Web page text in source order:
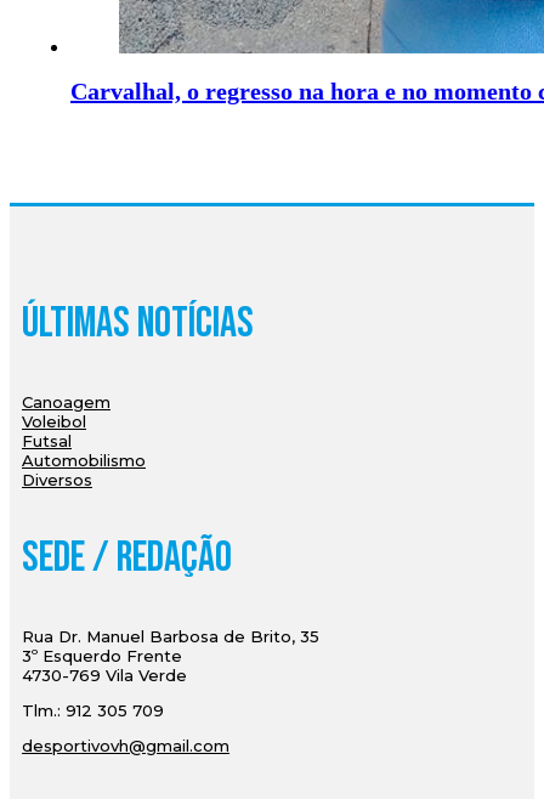
Carvalhal, o regresso na hora e no momento
Últimas Notícias
Canoagem
Voleibol
Futsal
Automobilismo
Diversos
Sede / Redação
Rua Dr. Manuel Barbosa de Brito, 35
3º Esquerdo Frente
4730-769 Vila Verde
Tlm.: 912 305 709
desportivovh@gmail.com